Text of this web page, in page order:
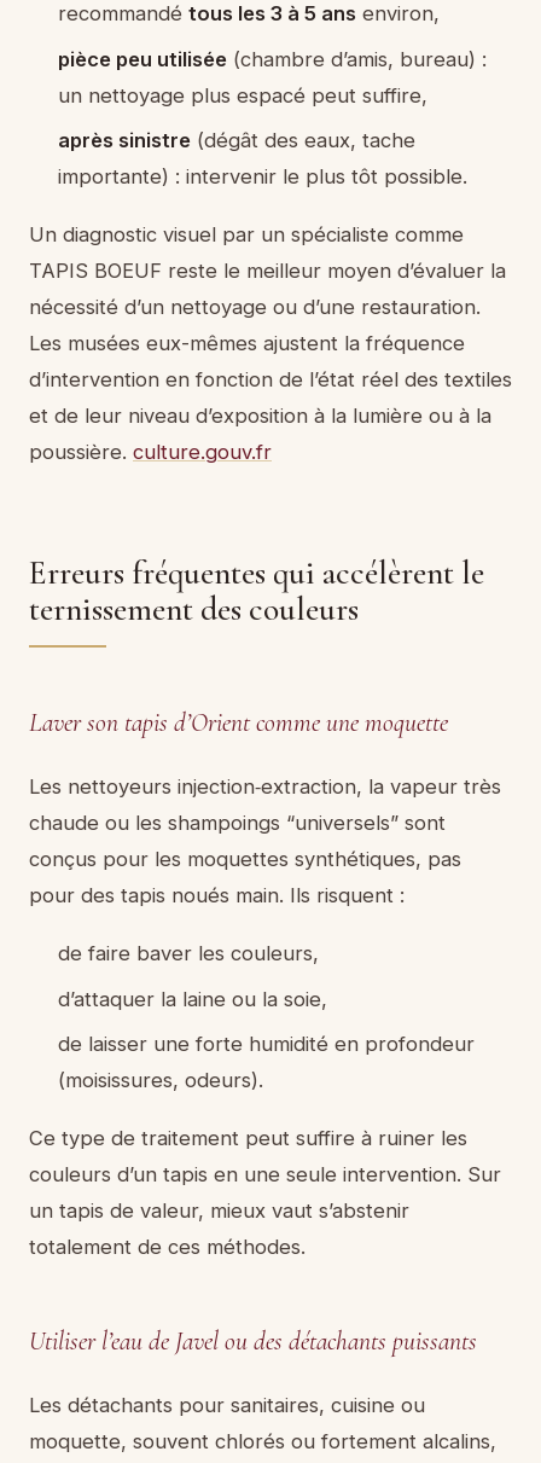
recommandé tous les 3 à 5 ans environ,
pièce peu utilisée(chambre d’amis, bureau) :
un nettoyage plus espacé peut suffire,
après sinistre(dégât des eaux, tache
importante) : intervenir le plus tôt possible.
Un diagnostic visuel par un spécialiste comme
TAPIS BOEUF reste le meilleur moyen d’évaluer la
nécessité d’un nettoyage ou d’une restauration.
Les musées eux-mêmes ajustent la fréquence
d’intervention en fonction de l’état réel des textiles
et de leur niveau d’exposition à la lumière ou à la
poussière. culture.gouv.fr
Erreurs fréquentes qui accélèrent le
ternissement des couleurs
Laver son tapis d’Orient comme une moquette
Les nettoyeurs injection‑extraction, la vapeur très
chaude ou les shampoings “universels” sont
conçus pour les moquettes synthétiques, pas
pour des tapis noués main. Ils risquent :
de faire baver les couleurs,
d’attaquer la laine ou la soie,
de laisser une forte humidité en profondeur
(moisissures, odeurs).
Ce type de traitement peut suffire à ruiner les
couleurs d’un tapis en une seule intervention. Sur
un tapis de valeur, mieux vaut s’abstenir
totalement de ces méthodes.
Utiliser l’eau de Javel ou des détachants puissants
Les détachants pour sanitaires, cuisine ou
moquette, souvent chlorés ou fortement alcalins,